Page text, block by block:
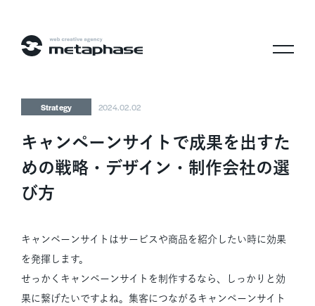
株式会社メタフェイズ
Strategy 2024.02.02
キャンペーンサイトで成果を出すた
めの戦略・デザイン・制作会社の選
び方
キャンペーンサイトはサービスや商品を紹介したい時に効果
を発揮します。
せっかくキャンペーンサイトを制作するなら、しっかりと効
果に繋げたいですよね。集客につながるキャンペーンサイト